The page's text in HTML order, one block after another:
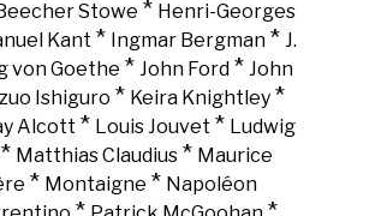
Stowe * Henri-Georges
Kant * Ingmar Bergman* J.
von Goethe * John Ford * John
Ishiguro * Keira Knightley*
Alcott * Louis Jouvet * Ludwig
Matthias Claudius* Maurice
* Montaigne * Napoléon